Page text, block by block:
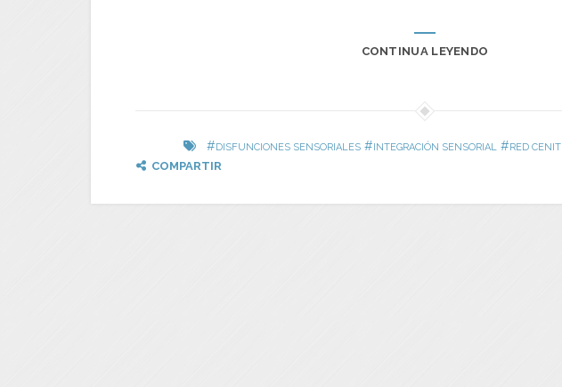
CONTINUA LEYENDO
#DISFUNCIONES SENSORIALES #INTEGRACIÓN SENSORIAL #RED CENIT
COMPARTIR